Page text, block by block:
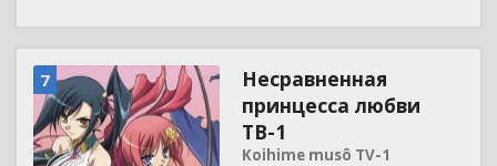
7
Несравненная
принцесса любви
ТВ-1
Koihime musô TV-1